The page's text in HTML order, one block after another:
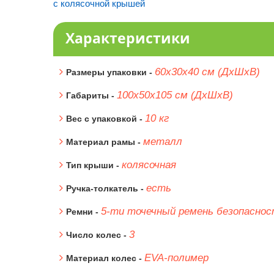
с колясочной крышей
Характеристики
Размеры упаковки - 60x30x40 см (ДхШхВ)
Габариты - 100х50х105 см (ДхШхВ)
Вес с упаковкой - 10 кг
Материал рамы - металл
Тип крыши - колясочная
Ручка-толкатель - есть
Ремни - 5-ти точечный ремень
Число колес - 3
Материал колес - EVA-полимер